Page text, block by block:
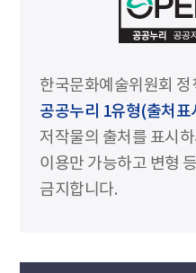
한국문화예술위원회
공공누리 1유형(출처표
저작물의 출처를 표시
이용만 가능하고 변형
금지합니다.